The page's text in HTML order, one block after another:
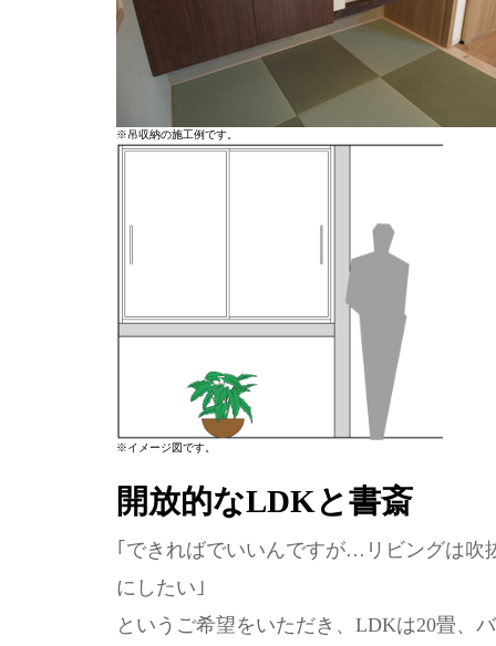
※吊収納の施工例です。
※イメージ図です。
開放的なLDKと書斎
｢できればでいいんですが…リビングは吹
にしたい｣
というご希望をいただき、LDKは20畳、